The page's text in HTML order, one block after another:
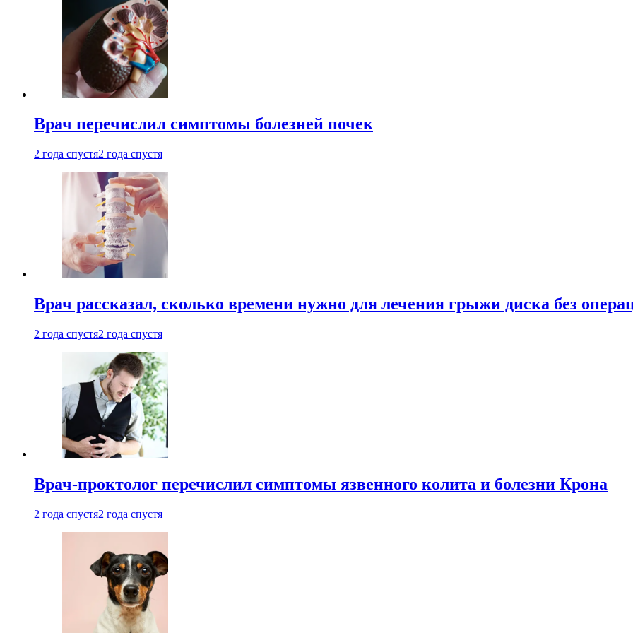
Врач перечислил симптомы болезней почек
2 года спустя2 года спустя
Врач рассказал, сколько времени нужно для лечения грыжи диска без
2 года спустя2 года спустя
Врач-проктолог перечислил симптомы язвенного колита и болезни Крона
2 года спустя2 года спустя